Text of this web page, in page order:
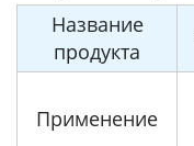
Название
продукта
Применение